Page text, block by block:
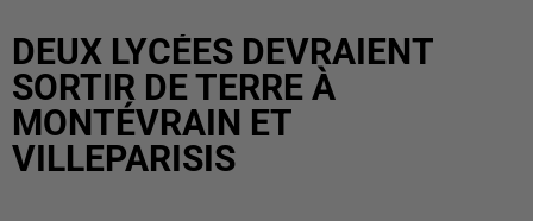
DEUX LYCÉES DEVRAIENT
SORTIR DE TERRE À
MONTÉVRAIN ET
VILLEPARISIS